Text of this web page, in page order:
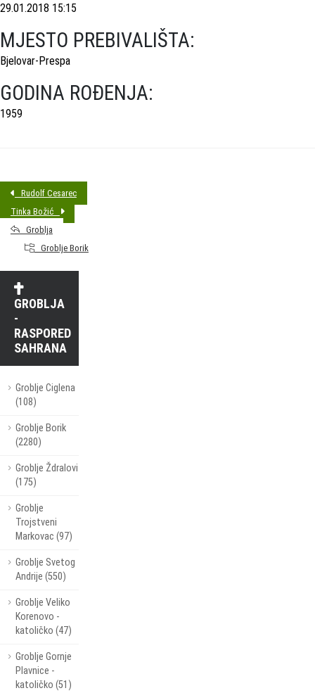
29.01.2018 15:15
MJESTO PREBIVALIŠTA:
Bjelovar-Prespa
GODINA ROĐENJA:
1959
Rudolf Cesarec
Tinka Božić
Groblja
Groblje Borik
GROBLJA
-
RASPORED
SAHRANA
Groblje Ciglena
(108)
Groblje Borik
(2280)
Groblje Ždralovi
(175)
Groblje
Trojstveni
Markovac (97)
Groblje Svetog
Andrije (550)
Groblje Veliko
Korenovo -
katoličko (47)
Groblje Gornje
Plavnice -
katoličko (51)